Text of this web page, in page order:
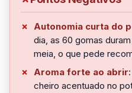
Autonomia curta do
dia, as 60 gomas
meia, o que pede
Aroma forte ao abrir
cheiro acentuado no